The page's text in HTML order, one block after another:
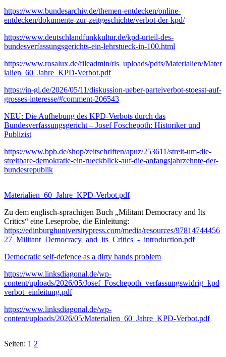
https://www.bundesarchiv.de/themen-entdecken/online-
entdecken/dokumente-zur-zeitgeschichte/verbot-der-kpd/
https://www.deutschlandfunkkultur.de/kpd-urteil-des-
bundesverfassungsgerichts-ein-lehrstueck-in-100.html
https://www.rosalux.de/fileadmin/rls_uploads/pdfs/Materialien/Mater
ialien_60_Jahre_KPD-Verbot.pdf
https://in-gl.de/2026/05/11/diskussion-ueber-parteiverbot-stoesst-auf-
grosses-interesse/#comment-206543
NEU: Die Aufhebung des KPD-Verbots durch das
Bundesverfassungsgericht – Josef Foschepoth: Historiker und
Publizist
https://www.bpb.de/shop/zeitschriften/apuz/253611/streit-um-die-
streitbare-demokratie-ein-rueckblick-auf-die-anfangsjahrzehnte-der-
bundesrepublik
Materialien_60_Jahre_KPD-Verbot.pdf
Zu dem englisch-sprachigen Buch „Militant Democracy and Its
Critics“ eine Leseprobe, die Einleitung:
https://edinburghuniversitypress.com/media/resources/97814744456
27_Militant_Democracy_and_its_Critics_-_introduction.pdf
Democratic self-defence as a dirty hands problem
https://www.linksdiagonal.de/wp-
content/uploads/2026/05/Josef_Foschepoth_verfassungswidrig_kpd
verbot_einleitung.pdf
https://www.linksdiagonal.de/wp-
content/uploads/2026/05/Materialien_60_Jahre_KPD-Verbot.pdf
Seiten: 1 2